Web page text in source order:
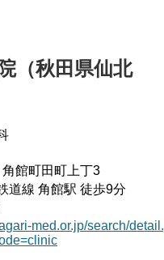
（秋田県仙北
館町田町上丁3
道線 角館駅 徒歩9分
med.or.jp/search/